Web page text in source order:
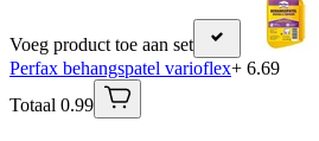
Voeg product toe aan set
Perfax behangspatel varioflex+ 6.69
Totaal 0.99